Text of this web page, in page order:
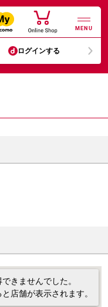
MENU
ログインする
きませんでした。
店舗が表示されます。